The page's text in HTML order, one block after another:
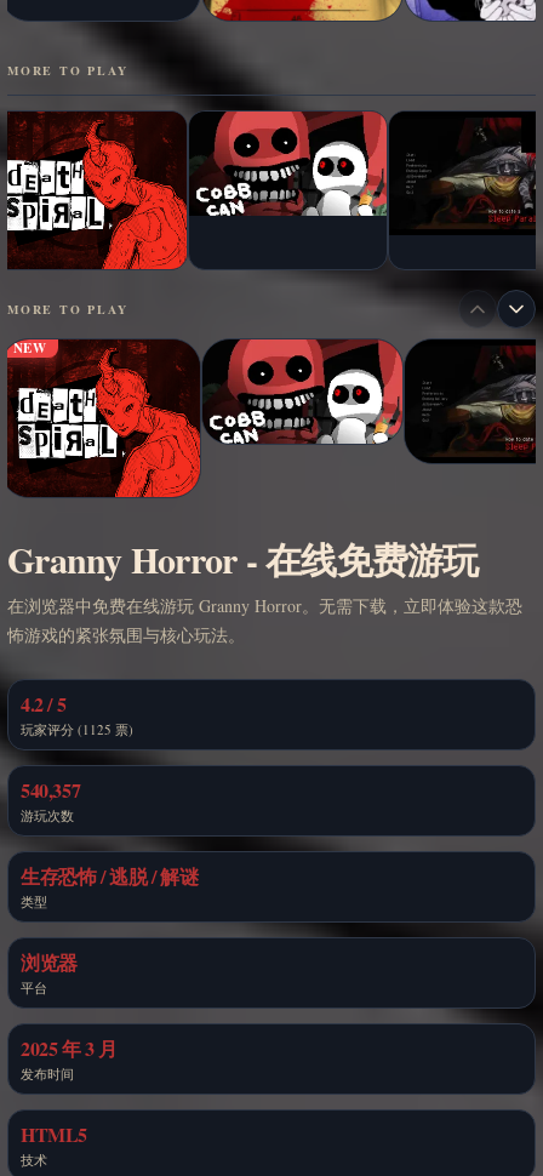
MORE TO PLAY
MORE TO PLAY
NEW
Granny Horror - 在线免费游玩
在浏览器中免费在线游玩 Granny Horror。无需下载，立即体验这款恐
怖游戏的紧张氛围与核心玩法。
4.2 / 5
玩家评分 (1125 票)
540,357
游玩次数
生存恐怖 / 逃脱 / 解谜
类型
浏览器
平台
2025 年 3 月
发布时间
HTML5
技术